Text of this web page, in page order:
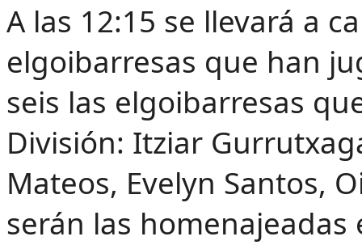
A las 12:15 se llevará a
elgoibarresas que han
seis las elgoibarresas
División: Itziar
Mateos, Evelyn Santos,
serán las